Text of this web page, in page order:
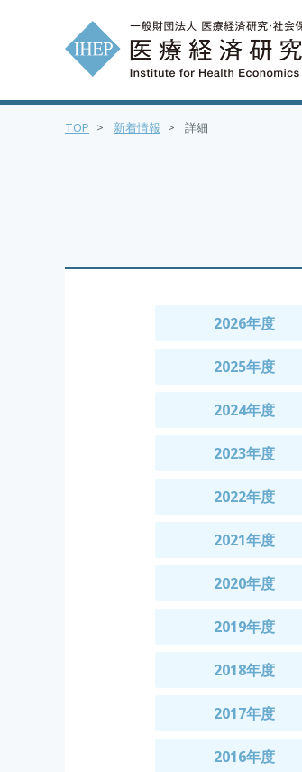
TOP > 新着情報 > 詳細
2026年度
2025年度
2024年度
2023年度
2022年度
2021年度
2020年度
2019年度
2018年度
2017年度
2016年度